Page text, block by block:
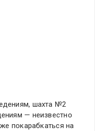
шахта №2
— неизвестно
покарабкаться на